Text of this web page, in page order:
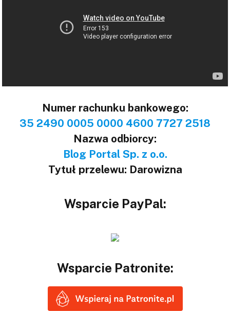
Numer rachunku bankowego:
35 2490 0005 0000 4600 7727 2518
Nazwa odbiorcy:
Blog Portal Sp. z o.o.
Tytuł przelewu: Darowizna
Wsparcie PayPal:
Wsparcie Patronite: